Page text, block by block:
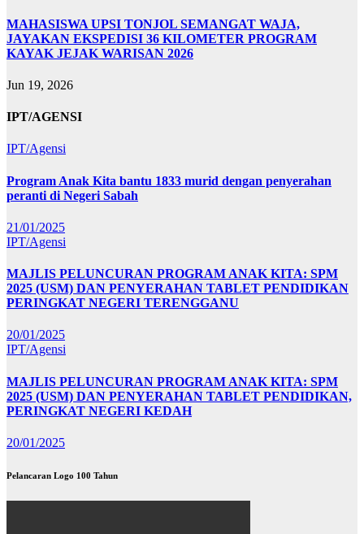
MAHASISWA UPSI TONJOL SEMANGAT WAJA,
JAYAKAN EKSPEDISI 36 KILOMETER PROGRAM
KAYAK JEJAK WARISAN 2026
Jun 19, 2026
IPT/AGENSI
IPT/Agensi
Program Anak Kita bantu 1833 murid dengan penyerahan
peranti di Negeri Sabah
21/01/2025
IPT/Agensi
MAJLIS PELUNCURAN PROGRAM ANAK KITA: SPM
2025 (USM) DAN PENYERAHAN TABLET PENDIDIKAN
PERINGKAT NEGERI TERENGGANU
20/01/2025
IPT/Agensi
MAJLIS PELUNCURAN PROGRAM ANAK KITA: SPM
2025 (USM) DAN PENYERAHAN TABLET PENDIDIKAN,
PERINGKAT NEGERI KEDAH
20/01/2025
Pelancaran Logo 100 Tahun